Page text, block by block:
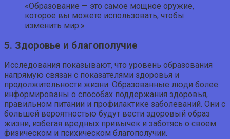
«Образование — это самое мощное оружие,
которое вы можете использовать, чтобы
изменить мир.»
5. Здоровье и благополучие
Исследования показывают, что уровень образования
напрямую связан с показателями здоровья и
продолжительности жизни. Образованные люди более
информированы о способах поддержания здоровья,
правильном питании и профилактике заболеваний. Они с
большей вероятностью будут вести здоровый образ
жизни, избегая вредных привычек и заботясь о своем
физическом и психическом благополучии.